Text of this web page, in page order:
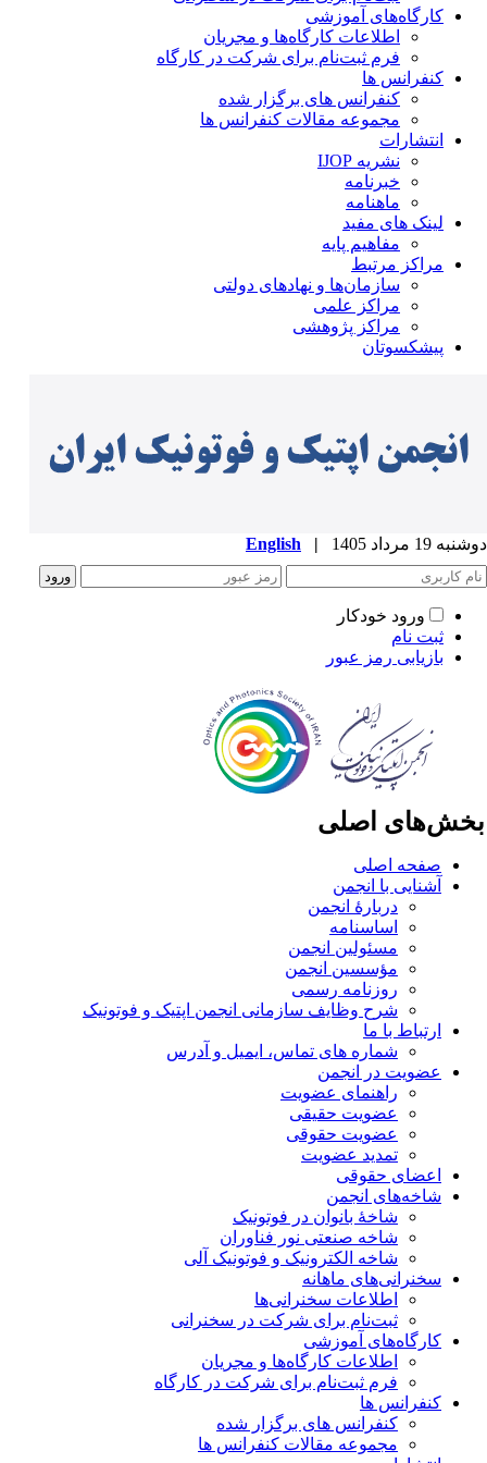
کارگاه‌های آموزشی
اطلاعات کارگاه‌ها و مجریان
فرم ثبت‌نام برای شرکت در کارگاه
کنفرانس ها
کنفرانس های برگزار شده
مجموعه مقالات کنفرانس ها
انتشارات
نشریه IJOP
خبرنامه
ماهنامه
لینک های مفید
مفاهیم پایه
مراکز مرتبط
سازمان‌ها و نهادهای دولتی
مراکز علمی
مراکز پژوهشی
پیشکسوتان
19 مرداد 1405 |
English
ورود خودکار
ثبت نام
بازیابی رمز عبور
اصلی
صفحه اصلی
آشنایی با انجمن
دربارۀ انجمن
اساسنامه
مسئولین انجمن
مؤسسین انجمن
روزنامه رسمی
شرح وظایف سازمانی انجمن اپتیک و فوتونیک
ارتباط با ما
شماره های تماس، ایمیل و آدرس
عضویت در انجمن
راهنمای عضویت
عضویت حقیقی
عضویت حقوقی
تمدید عضویت
اعضای حقوقی
شاخه‌های انجمن
شاخۀ بانوان در فوتونیک
شاخه صنعتی نور فناوران
شاخه‌ الکترونیک و فوتونیک آلی
سخنرانی‌های ماهانه
اطلاعات سخنرانی‌‌ها
ثبت‌نام برای شرکت در سخنرانی
کارگاه‌های آموزشی
اطلاعات کارگاه‌ها و مجریان
فرم ثبت‌نام برای شرکت در کارگاه
کنفرانس ها
کنفرانس های برگزار شده
مجموعه مقالات کنفرانس ها